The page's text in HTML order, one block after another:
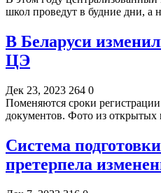
школ проведут в будние дни, а
В Беларуси
ЦЭ
Дек 23, 2023 264 0
Поменяются сроки
документов. Фото из
Система
претерпела